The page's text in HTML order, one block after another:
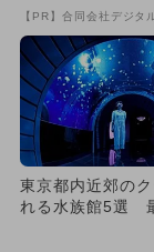
い方”がこれ
【PR】合同会社デジタ
東京都内近郊の
れる水族館5選